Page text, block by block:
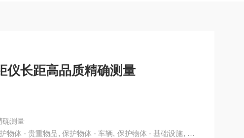
仪长距高品质精确测量
确测量
物体 - 贵重物品, 保护物体 - 车辆, 保护物体 - 基础设施, 定